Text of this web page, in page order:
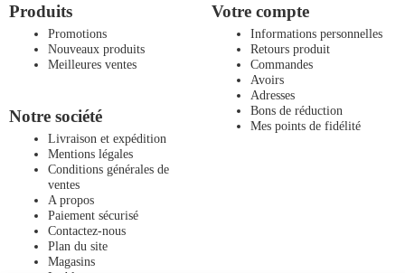
Produits
Promotions
Nouveaux produits
Meilleures ventes
Notre société
Livraison et expédition
Mentions légales
Conditions générales de
ventes
A propos
Paiement sécurisé
Contactez-nous
Plan du site
Magasins
Votre compte
Informations personnelles
Retours produit
Commandes
Avoirs
Adresses
Bons de réduction
Mes points de fidélité